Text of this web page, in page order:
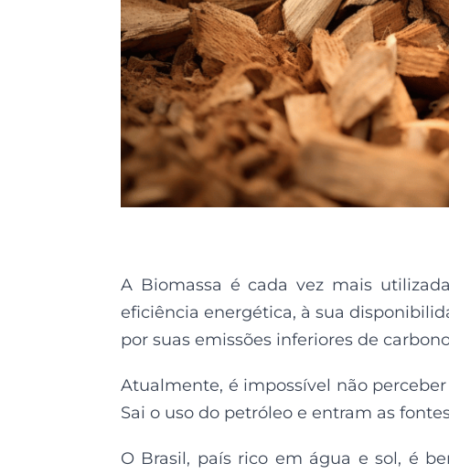
A Biomassa é cada vez mais
eficiência energética, à sua
por suas emissões inferiores de
Atualmente, é impossível não
Sai o uso do petróleo e entram as
O Brasil, país rico em água e sol, é